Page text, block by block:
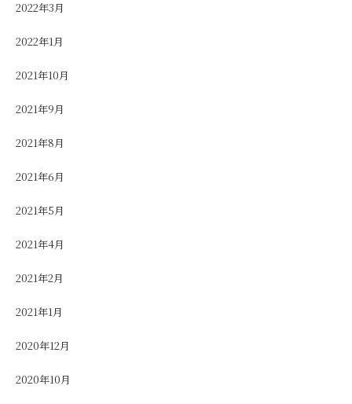
2022年3月
2022年1月
2021年10月
2021年9月
2021年8月
2021年6月
2021年5月
2021年4月
2021年2月
2021年1月
2020年12月
2020年10月